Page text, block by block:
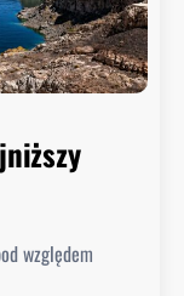
względem